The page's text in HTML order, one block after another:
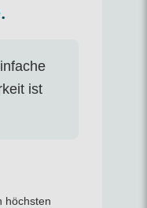
ist
höchsten